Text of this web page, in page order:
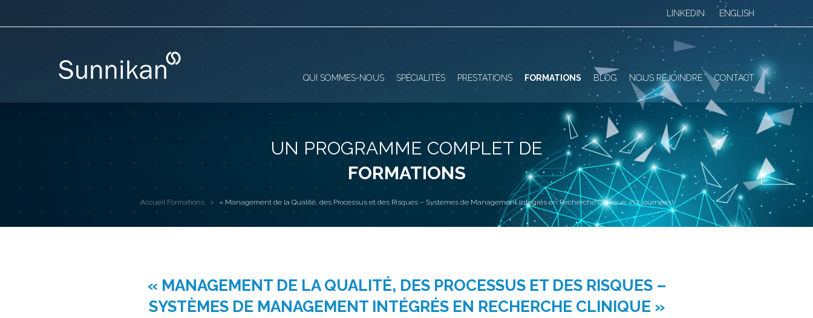
LINKEDIN ENGLISH
QUI SOMMES-NOUS SPÉCIALITÉS PRESTATIONS FORMATIONS BLOG NOUS REJOINDRE CONTACT
UN PROGRAMME COMPLET DE
FORMATIONS
Accueil Formations « Management de la Qualité, des Processus et des Risques – Systèmes de Management Intégrés en Recherche Clinique » (2 journées)
« MANAGEMENT DE LA QUALITÉ, DES PROCESSUS ET DES RISQUES –
SYSTÈMES DE MANAGEMENT INTÉGRÉS EN RECHERCHE CLINIQUE »